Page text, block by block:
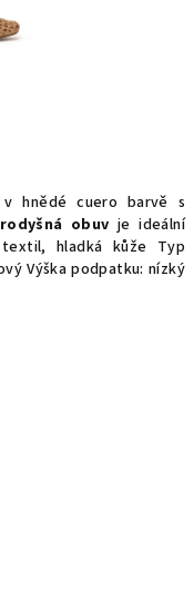
v hnědé cuero barvě s
obuv je ideální
hladká kůže Typ
Výška podpatku: nízký